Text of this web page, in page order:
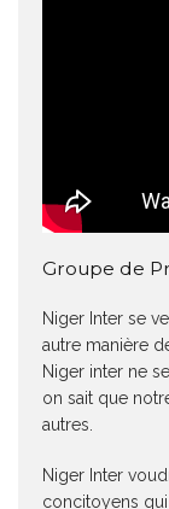
Groupe de
Niger Inter se
autre manière
Niger inter ne
on sait que
autres.
Niger Inter
concitoyens